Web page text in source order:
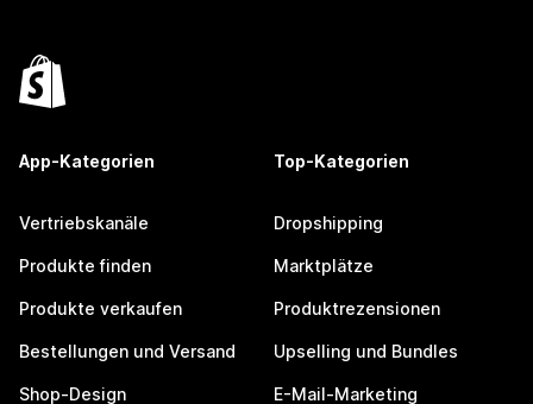
App-Kategorien
Vertriebskanäle
Produkte finden
Produkte verkaufen
Bestellungen und Versand
Shop-Design
Top-Kategorien
Dropshipping
Marktplätze
Produktrezensionen
Upselling und Bundles
E-Mail-Marketing